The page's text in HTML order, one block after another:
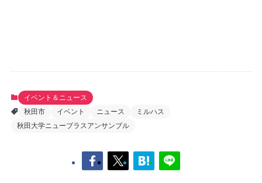
イベント＆ニュース
秋田市
イベント ニュース
ミルハス
秋田大学ニューブラスアンサンブル